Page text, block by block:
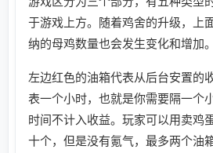
于游戏上方。随着鸡舍的升级，上
纳的母鸡数量也会发生变化和增加。
左边红色的油箱代表从后台安置的
表一个小时，也就是你需要隔一个
时间不计入收益。玩家可以用卖鸡
十个，但是没有氪气，最多两个油